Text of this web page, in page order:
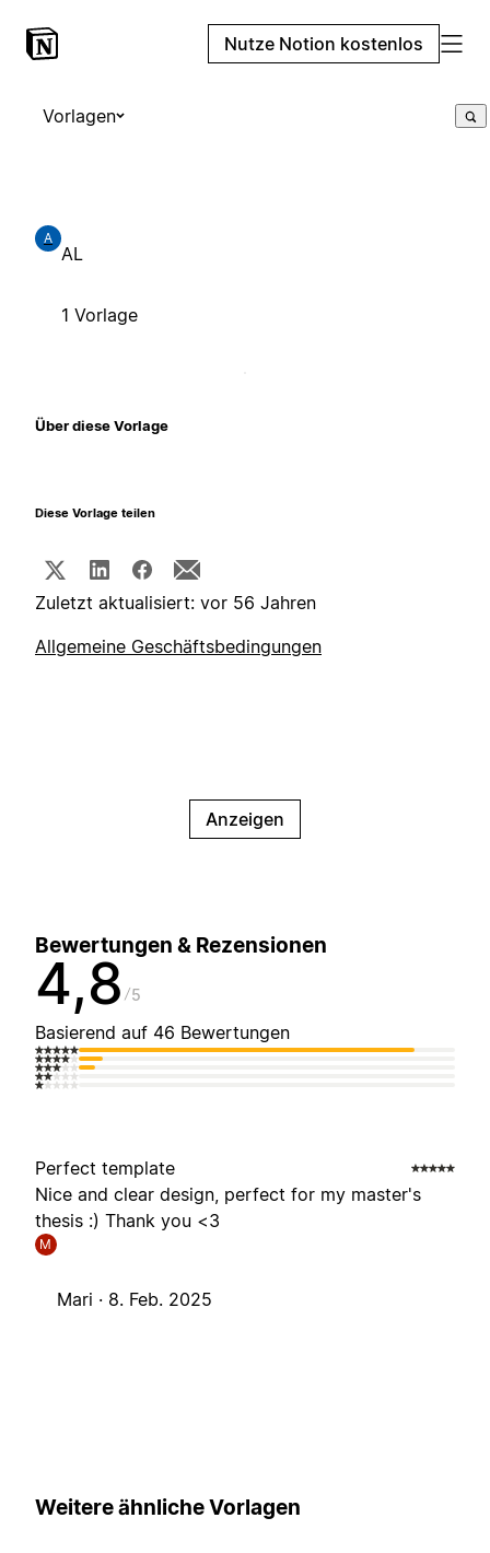
Nutze Notion kostenlos
Vorlagen
A
AL
1 Vorlage
Über diese Vorlage
Diese Vorlage teilen
Zuletzt aktualisiert: vor 56 Jahren
Allgemeine Geschäftsbedingungen
Anzeigen
Bewertungen & Rezensionen
4,8 5
Basierend auf 46 Bewertungen
Perfect template
Nice and clear design, perfect for my master's
thesis :) Thank you <3
M
Mari · 8. Feb. 2025
Weitere ähnliche Vorlagen